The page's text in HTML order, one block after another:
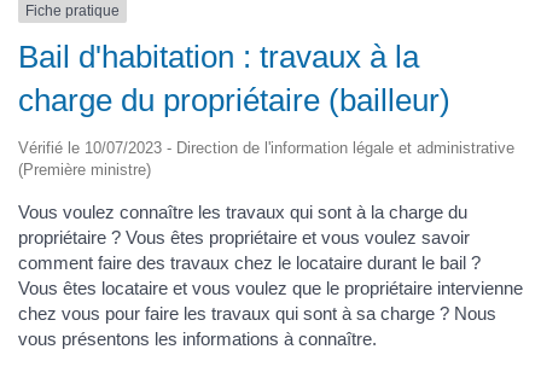
Fiche pratique
Bail d'habitation : travaux à la
charge du propriétaire (bailleur)
Vérifié le 10/07/2023 - Direction de l'information légale et administrative
(Première ministre)
Vous voulez connaître les travaux qui sont à la charge du
propriétaire ? Vous êtes propriétaire et vous voulez savoir
comment faire des travaux chez le locataire durant le bail ?
Vous êtes locataire et vous voulez que le propriétaire intervienne
chez vous pour faire les travaux qui sont à sa charge ? Nous
vous présentons les informations à connaître.